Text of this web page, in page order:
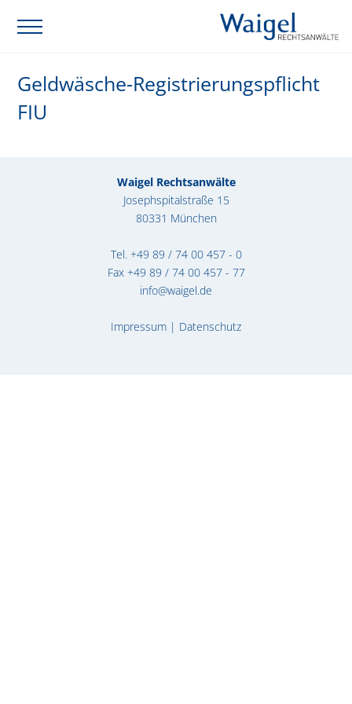
Geldwäsche-Registrierungspflicht
FIU
Waigel Rechtsanwälte
Josephspitalstraße 15
80331 München
Tel. +49 89 / 74 00 457 - 0
Fax +49 89 / 74 00 457 - 77
info@waigel.de
Impressum | Datenschutz